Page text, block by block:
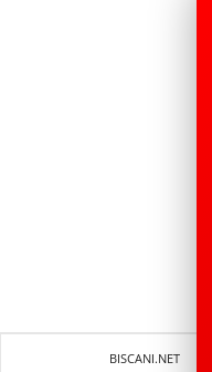
BISCANI.NET